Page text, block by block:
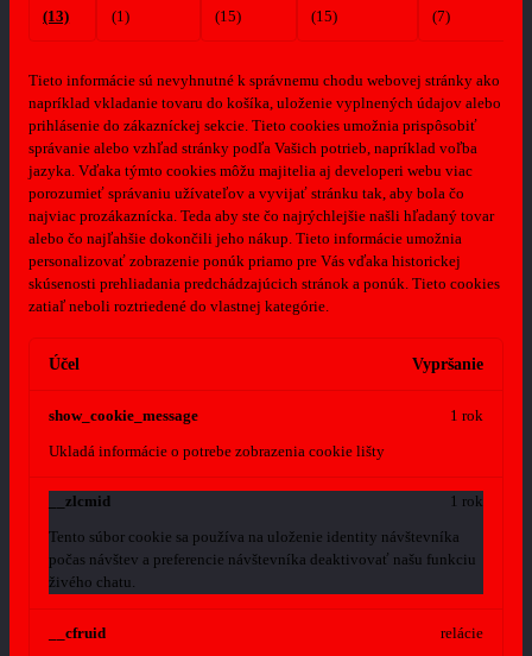
(13)
(1)
(15)
(15)
(7)
Tieto informácie sú nevyhnutné k správnemu chodu webovej stránky ako
napríklad vkladanie tovaru do košíka, uloženie vyplnených údajov alebo
prihlásenie do zákazníckej sekcie. Tieto cookies umožnia prispôsobiť
správanie alebo vzhľad stránky podľa Vašich potrieb, napríklad voľba
jazyka. Vďaka týmto cookies môžu majitelia aj developeri webu viac
porozumieť správaniu užívateľov a vyvijať stránku tak, aby bola čo
najviac prozákaznícka. Teda aby ste čo najrýchlejšie našli hľadaný tovar
alebo čo najľahšie dokončili jeho nákup. Tieto informácie umožnia
personalizovať zobrazenie ponúk priamo pre Vás vďaka historickej
skúsenosti prehliadania predchádzajúcich stránok a ponúk. Tieto cookies
zatiaľ neboli roztriedené do vlastnej kategórie.
Účel Vypršanie
show_cookie_message
Ukladá informácie o potrebe zobrazenia cookie lišty
1 rok
__zlcmid
Tento súbor cookie sa používa na uloženie identity návštevníka
počas návštev a preferencie návštevníka deaktivovať našu funkciu
živého chatu.
1 rok
__cfruid relácie